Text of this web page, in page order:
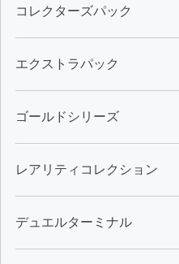
コレクターズパック
エクストラパック
ゴールドシリーズ
レアリティコレクション
デュエルターミナル